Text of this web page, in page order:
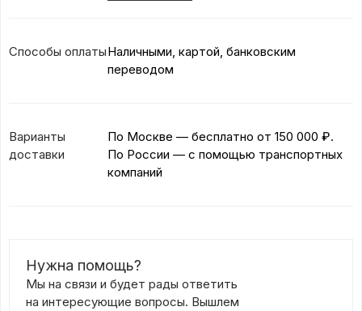
Способы оплатыНаличными, картой, банковским
переводом
Варианты
доставки
По Москве — бесплатно от 150 000 ₽.
По России — с помощью транспортных
компаний
Нужна помощь?
Мы на связи и будет рады ответить
на интересующие вопросы. Вышлем